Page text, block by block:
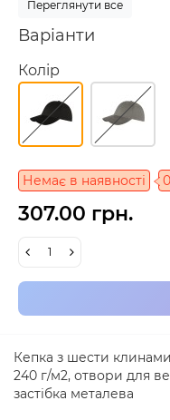
Переглянути все
Варіанти
Колір
Немає в наявності 0
307.00 грн.
Кепка з шести
240 г/м2, отвори для
застібка металева